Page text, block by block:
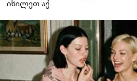
იხილეთ აქ.